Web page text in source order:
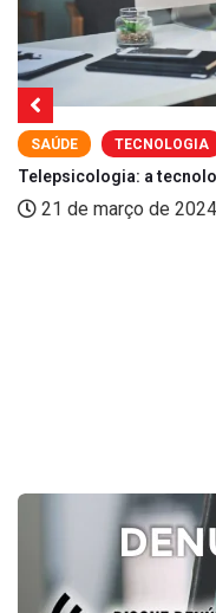
SAÚDE TECNOLOGIA
Telepsicologia: a
21 de março de 2024